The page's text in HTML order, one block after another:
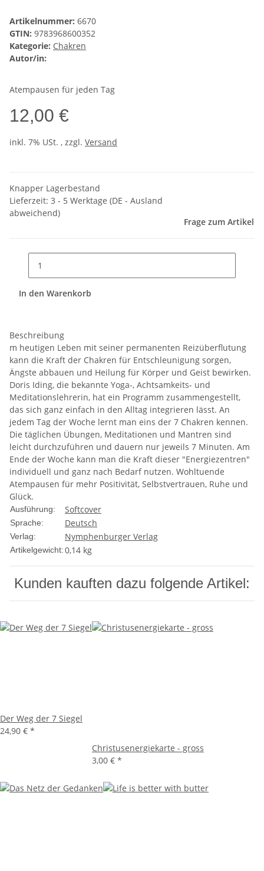
Artikelnummer: 6670
GTIN: 9783968600352
Kategorie: Chakren
Autor/in:
Atempausen für jeden Tag
12,00 €
inkl. 7% USt. , zzgl. Versand
Knapper Lagerbestand
Lieferzeit: 3 - 5 Werktage (DE - Ausland
abweichend)
Frage zum Artikel
In den Warenkorb
Beschreibung
m heutigen Leben mit seiner permanenten Reizüberflutung
kann die Kraft der Chakren für Entschleunigung sorgen,
Ängste abbauen und Heilung für Körper und Geist bewirken.
Doris Iding, die bekannte Yoga-, Achtsamkeits- und
Meditationslehrerin, hat ein Programm zusammengestellt,
das sich ganz einfach in den Alltag integrieren lässt. An
jedem Tag der Woche lernt man eins der 7 Chakren kennen.
Die täglichen Übungen, Meditationen und Mantren sind
leicht durchzuführen und dauern nur jeweils 7 Minuten. Am
Ende der Woche kann man die Kraft dieser "Energiezentren"
individuell und ganz nach Bedarf nutzen. Wohltuende
Atempausen für mehr Positivität, Selbstvertrauen, Ruhe und
Glück.
Ausführung: Softcover
Sprache: Deutsch
Verlag: Nymphenburger Verlag
Artikelgewicht:0,14 kg
Kunden kauften dazu folgende Artikel:
Der Weg der 7 Siegel
24,90 € *
Christusenergiekarte - gross
3,00 € *